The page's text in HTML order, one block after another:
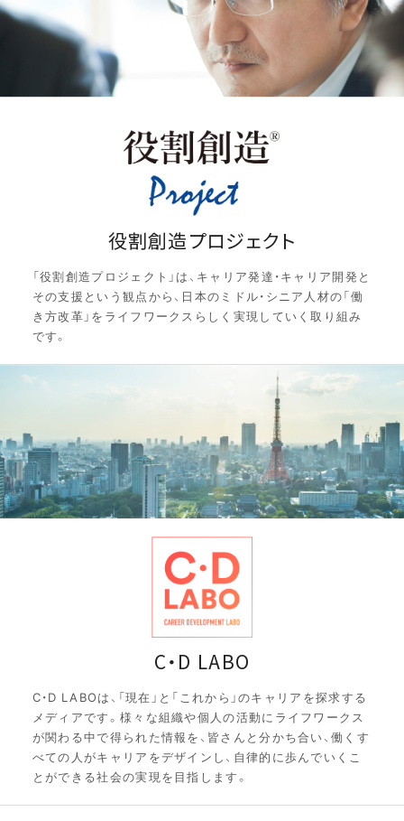
役割創造プロジェクト
「役割創造プロジェクト」は、キャリア発達・キャリア開発と
その支援という観点から、日本のミドル・シニア人材の「働
き方改革」をライフワークスらしく実現していく取り組み
です。
C・D LABO
C・D LABOは、「現在」と「これから」のキャリアを探求する
メディアです。様々な組織や個人の活動にライフワークス
が関わる中で得られた情報を、皆さんと分かち合い、働くす
べての人がキャリアをデザインし、自律的に歩んでいくこ
とができる社会の実現を目指します。